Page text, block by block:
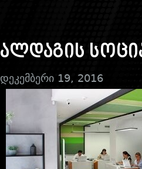
ალდაგის
დეკემბერი 19, 2016